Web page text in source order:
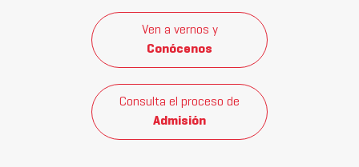
Ven a vernos y
Conócenos
Consulta el proceso de
Admisión